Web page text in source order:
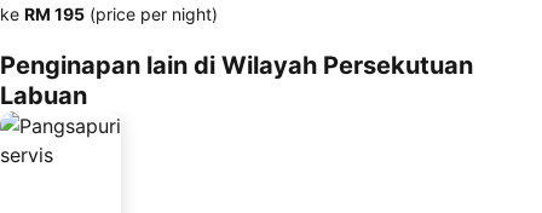
ke ‎RM 195 (price per night)
Penginapan lain di Wilayah Persekutuan
Labuan